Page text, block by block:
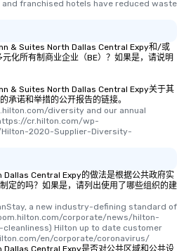
and franchised hotels have reduced waste
& Suites North Dallas Central Expy和/或
化所有制商业企业（BE）？如果是，请说明
& Suites North Dallas Central Expy关于其
承诺和举措的公开报告的链接。
diversity and our annual
cr.hilton.com/wp-
2020-Supplier-Diversity-
Central Expy的做法是根据公共政府实
定的吗？如果是，请列出使用了哪些组织的建
a new industry-defining standard of
corporate/news/hilton-
Hilton up to date customer
en/corporate/coronavirus/
Central Expy是否对公共区域和公共设